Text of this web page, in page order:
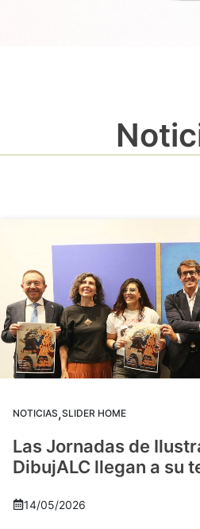
NOTICIAS,SLIDER HOME
Las Jornadas de
DibujALC llegan a su
14/05/2026